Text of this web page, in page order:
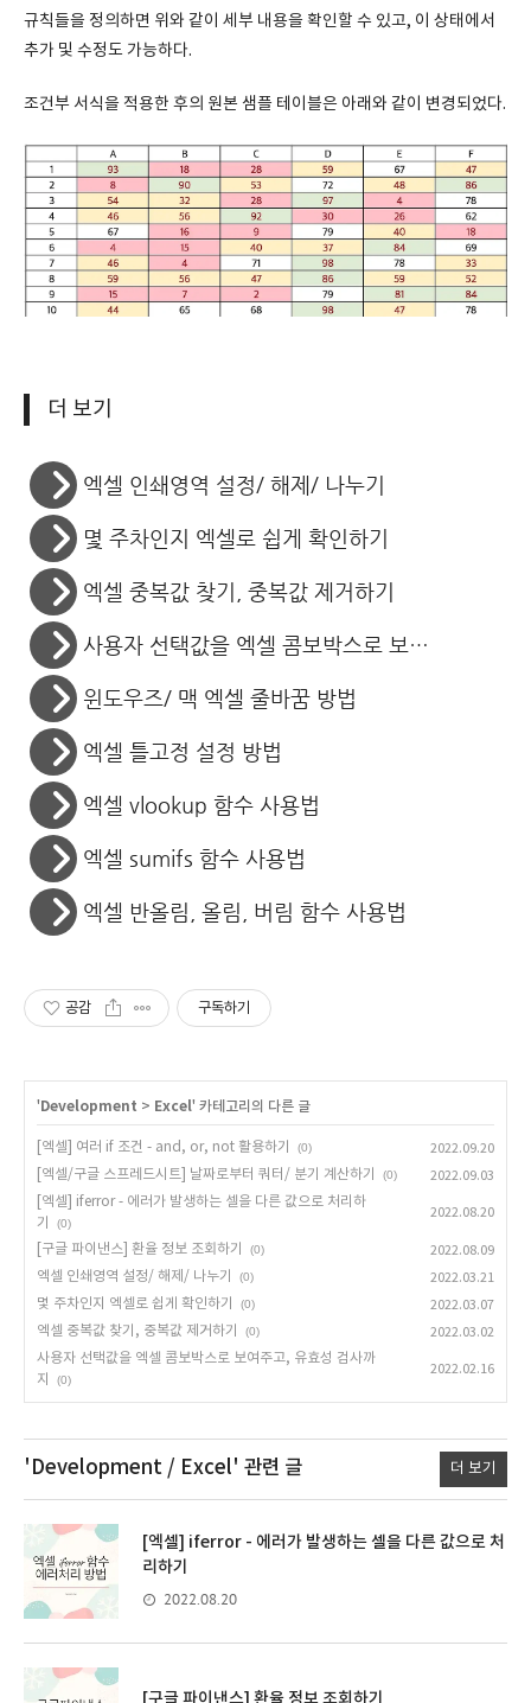
규칙들을 정의하면 위와 같이 세부 내용을 확인할 수 있고, 이 상태에서
추가 및 수정도 가능하다.
조건부 서식을 적용한 후의 원본 샘플 테이블은 아래와 같이 변경되었다.
더 보기
엑셀 인쇄영역 설정/ 해제/ 나누기
몇 주차인지 엑셀로 쉽게 확인하기
엑셀 중복값 찾기, 중복값 제거하기
사용자 선택값을 엑셀 콤보박스로 보여주고, 유효성 검사까지
윈도우즈/ 맥 엑셀 줄바꿈 방법
엑셀 틀고정 설정 방법
엑셀 vlookup 함수 사용법
엑셀 sumifs 함수 사용법
엑셀 반올림, 올림, 버림 함수 사용법
공감 구독하기
' Development > Excel' 카테고리의 다른 글
[엑셀] 여러 if 조건 - and, or, not 활용하기 (0)
2022.09.20
[엑셀/구글 스프레드시트] 날짜로부터 쿼터/ 분기 계산하기
(0)
2022.09.03
[엑셀] iferror - 에러가 발생하는 셀을 다른 값으로 처리하
기
(0)
2022.08.20
[구글 파이낸스] 환율 정보 조회하기 (0)
2022.08.09
엑셀 인쇄영역 설정/ 해제/ 나누기
(0)
2022.03.21
몇 주차인지 엑셀로 쉽게 확인하기
(0)
2022.03.07
엑셀 중복값 찾기, 중복값 제거하기
(0)
2022.03.02
사용자 선택값을 엑셀 콤보박스로 보여주고, 유효성 검사까
지
(0)
2022.02.16
'Development / Excel' 관련 글 더 보기
[엑셀] iferror - 에러가 발생하는 셀을 다른 값으로 처
리하기
2022.08.20
[구글 파이낸스] 환율 정보 조회하기